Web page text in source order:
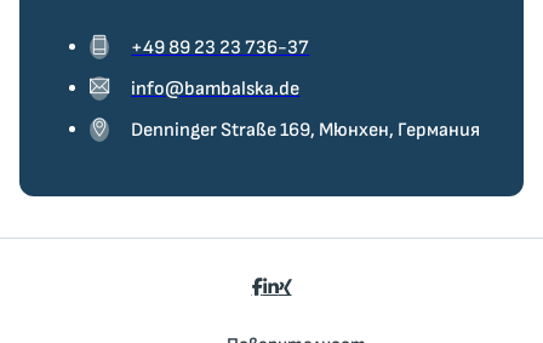
+49 89 23 23 736-37
info@bambalska.de
Denninger Straße 169, Мюнхен, Германия